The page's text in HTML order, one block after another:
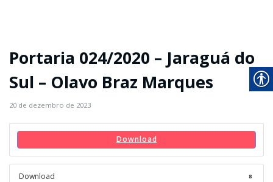
Portaria 024/2020 – Jaraguá do
Sul – Olavo Braz Marques
20 de dezembro de 2023
Download
Download 8